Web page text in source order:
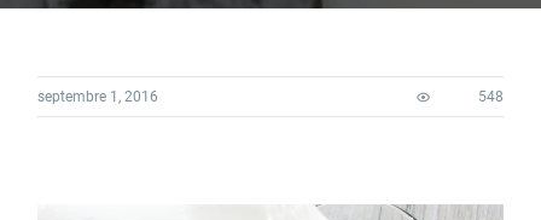
septembre 1, 2016 548